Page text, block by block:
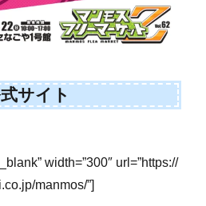
サイト
width=”300″ url=”https://
manmos/”]